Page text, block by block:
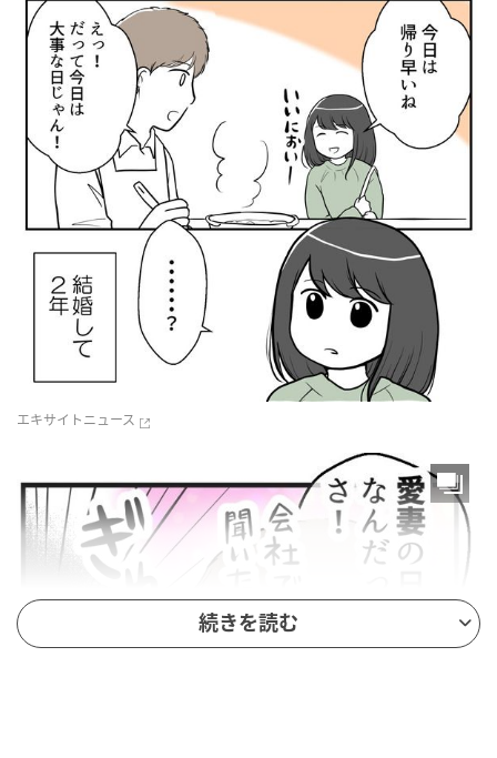
エキサイトニュース
続きを読む